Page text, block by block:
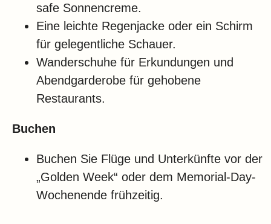
safe Sonnencreme.
Eine leichte Regenjacke oder ein Schirm
für gelegentliche Schauer.
Wanderschuhe für Erkundungen und
Abendgarderobe für gehobene
Restaurants.
Buchen
Buchen Sie Flüge und Unterkünfte vor der
„Golden Week“ oder dem Memorial-Day-
Wochenende frühzeitig.